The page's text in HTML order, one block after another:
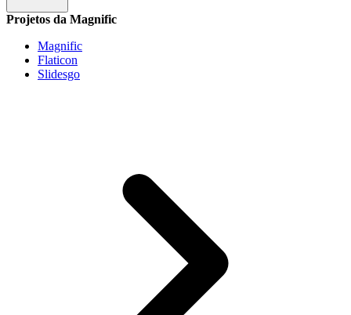
Projetos da Magnific
Magnific
Flaticon
Slidesgo